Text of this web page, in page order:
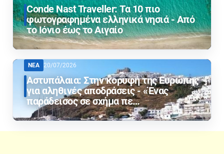
Conde Nast Traveller: Τα 10 πιο
φωτογραφημένα ελληνικά νησιά - Από
το Ιόνιο έως το Αιγαίο
ΝΕΑ 20/07/2026
Αστυπάλαια: Στην κορυφή της Ευρώπης
για αληθινές αποδράσεις - «Ένας
παράδεισος σε σχήμα πε…